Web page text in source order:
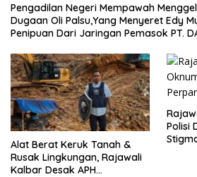
Pengadilan Negeri Mempawah
Dugaan Oli Palsu,Yang Menyeret Edy
Penipuan Dari Jaringan Pemasok PT.
Alat Berat Keruk Tanah &
Rusak Lingkungan, Rajawali
Kalbar Desak APH
Polisi